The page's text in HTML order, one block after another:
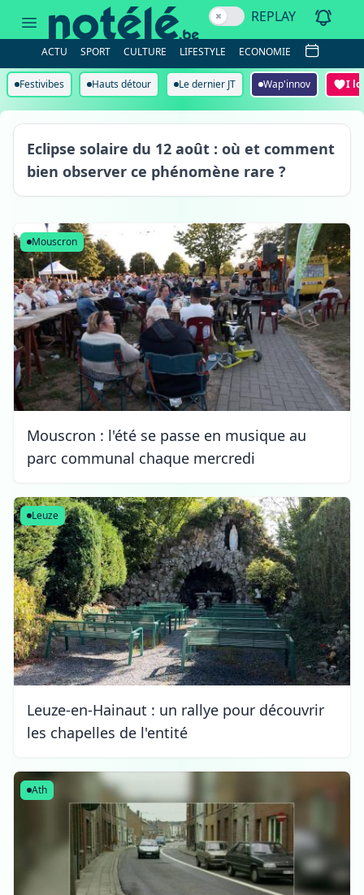
REPLAY
ACTU SPORT CULTURE LIFESTYLE ECONOMIE
Festivibes Hauts détour Le dernier JT Wap'innov I
Eclipse solaire du 12 août : où et comment
bien observer ce phénomène rare ?
Mouscron
Mouscron : l'été se passe en musique au
parc communal chaque mercredi
Leuze
Leuze-en-Hainaut : un rallye pour découvrir
les chapelles de l'entité
Ath